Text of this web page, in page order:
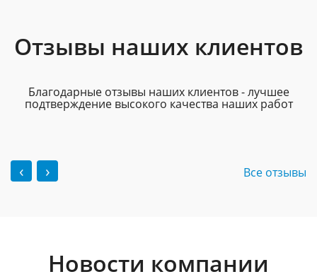
Отзывы наших клиентов
Благодарные отзывы наших клиентов - лучшее
подтверждение высокого качества наших работ
‹ › Все отзывы
Новости компании